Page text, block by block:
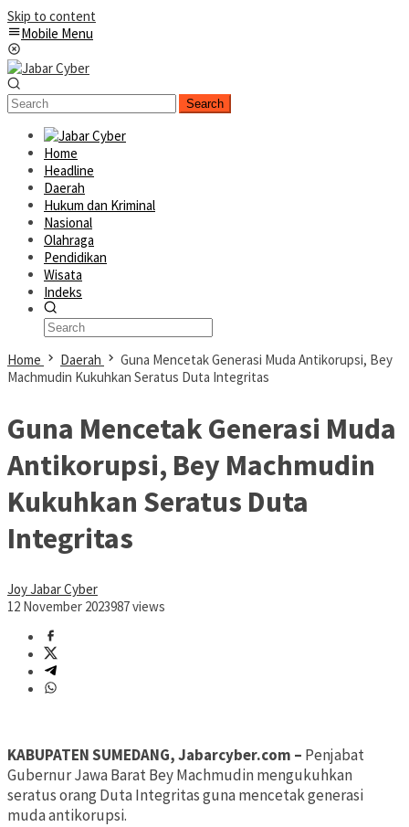
Skip to content
Mobile Menu
Search
Home
Headline
Daerah
Hukum dan Kriminal
Nasional
Olahraga
Pendidikan
Wisata
Indeks
Home Daerah
Guna Mencetak Generasi Muda Antikorupsi, Bey
Machmudin Kukuhkan Seratus Duta Integritas
Guna Mencetak Generasi Muda
Antikorupsi, Bey Machmudin
Kukuhkan Seratus Duta
Integritas
Joy Jabar Cyber
12 November 2023987 views
KABUPATEN SUMEDANG, Jabarcyber.com – Penjabat
Gubernur Jawa Barat Bey Machmudin mengukuhkan
seratus orang Duta Integritas guna mencetak generasi
muda antikorupsi.